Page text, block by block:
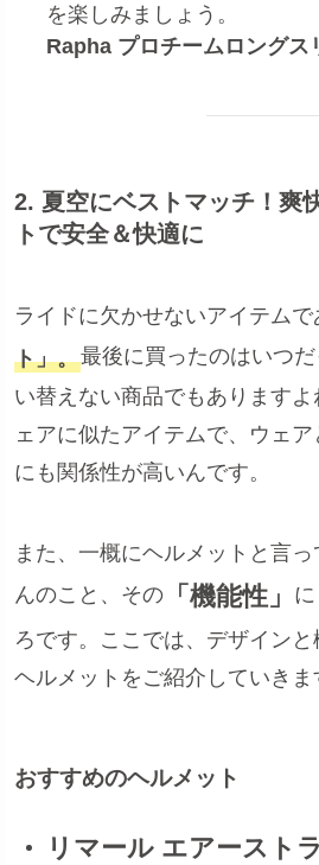
を楽しみましょう。
Rapha プロチームロングス
2. 夏空にベストマッチ！爽
トで安全＆快適に
ライドに欠かせないアイテムで
ト」。最後に買ったのはいつ
い替えない商品でもあります
ェアに似たアイテムで、ウェ
にも関係性が高いんです。
また、一概にヘルメットと言
んのこと、その「機能性」
ろです。ここでは、デザイン
ヘルメットをご紹介していきま
おすすめのヘルメット
リマール エアースト